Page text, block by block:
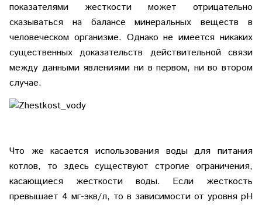
показателями жесткости может отрицательно
сказываться на балансе минеральных веществ в
человеческом организме. Однако не имеется никаких
существенных доказательств действительной связи
между данными явлениями ни в первом, ни во втором
случае.
Что же касается использования воды для питания
котлов, то здесь существуют строгие ограничения,
касающиеся жесткости воды. Если жесткость
превышает 4 мг-экв/л, то в зависимости от уровня pH